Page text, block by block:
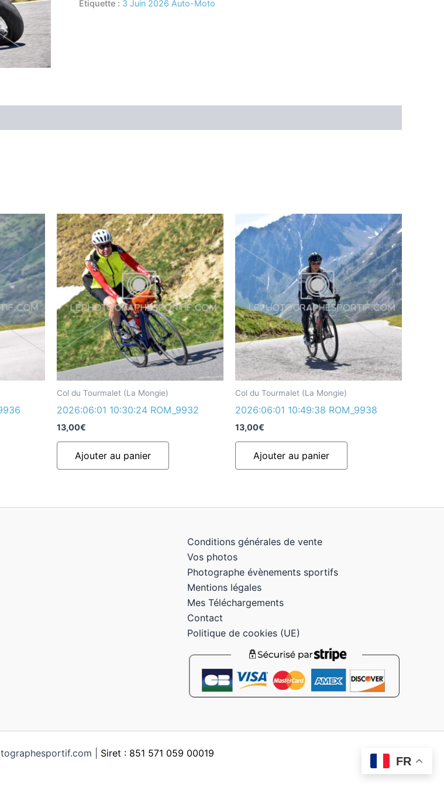
Étiquette : 3 Juin 2026 Auto-Moto
Col du Tourmalet (La Mongie)
2026:06:01 10:30:24 ROM_9932
13,00€
Ajouter au panier
Col du Tourmalet (La Mongie)
2026:06:01 10:49:38 ROM_9938
13,00€
Ajouter au panier
Conditions générales de vente
Vos photos
Photographe évènements sportifs
Mentions légales
Mes Téléchargements
Contact
Politique de cookies (UE)
| Siret : 851 571 059 00019
FR